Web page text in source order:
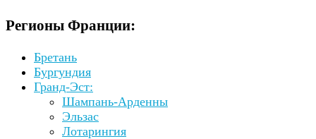
Регионы Франции:
Бретань
Бургундия
Гранд-Эст:
Шампань-Арденны
Эльзас
Лотарингия